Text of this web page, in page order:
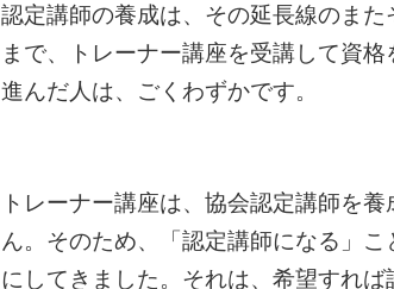
認定講師の養成は、その延長線のま
まで、トレーナー講座を受講して資
進んだ人は、ごくわずかです。
トレーナー講座は、協会認定講師を
ん。そのため、「認定講師になる」
にしてきました。それは、希望すれば